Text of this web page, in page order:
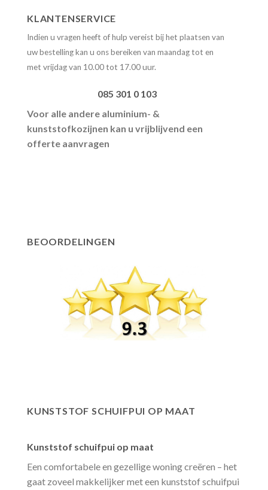
KLANTENSERVICE
Indien u vragen heeft of hulp vereist bij het plaatsen van
uw bestelling kan u ons bereiken van maandag tot en
met vrijdag van 10.00 tot 17.00 uur.
085 301 0 103
Voor alle andere aluminium- &
kunststofkozijnen kan u vrijblijvend een
offerte aanvragen
BEOORDELINGEN
KUNSTSTOF SCHUIFPUI OP MAAT
Kunststof schuifpui op maat
Een comfortabele en gezellige woning creëren – het
gaat zoveel makkelijker met een kunststof schuifpui